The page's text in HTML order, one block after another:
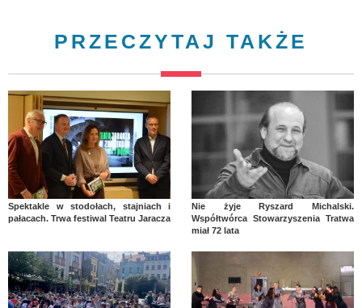
PRZECZYTAJ TAKŻE
Spektakle w stodołach, stajniach i
pałacach. Trwa festiwal Teatru Jaracza
Nie żyje Ryszard Michalski.
Współtwórca Stowarzyszenia Tratwa
miał 72 lata